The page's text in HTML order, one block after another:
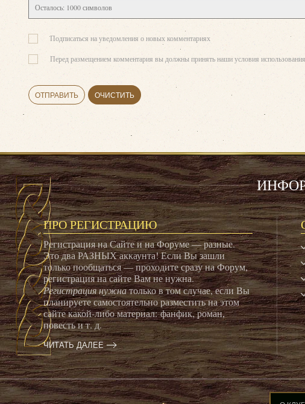
Осталось: 1000символов
Подписаться на уведомления о новых комментариях
Перед размещением комментария вы должны принять наши условия
ОТПРАВИТЬ ОЧИСТИТЬ
ПРО РЕГИСТРАЦИЮ
Регистрация на Сайте и на Форуме — разные.
Это два РАЗНЫХ аккаунта! Если Вы зашли
только пообщаться — проходите сразу на Форум,
регистрация на сайте Вам не нужна.
Регистрация нужнатолько в том случае, если Вы
планируете самостоятельно разместить на этом
сайте какой-либо материал: фанфик, роман,
повесть и т. д.
ЧИТАТЬ ДАЛЕЕ